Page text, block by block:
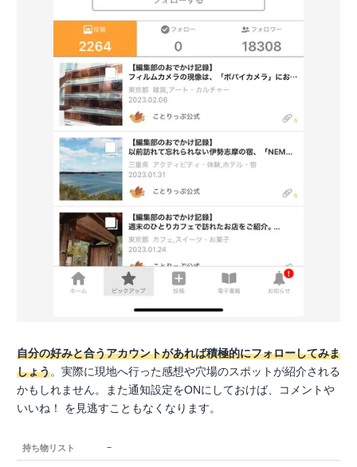
自分の好みと合うアカウントがあれば積極的にフォローしてみま
しょう。実際に現地へ行った感想や穴場のスポットが紹介される
かもしれません。また通知設定をONにしておけば、コメントや
いいね！ を見逃すこともなくなります。
持ち物リスト －